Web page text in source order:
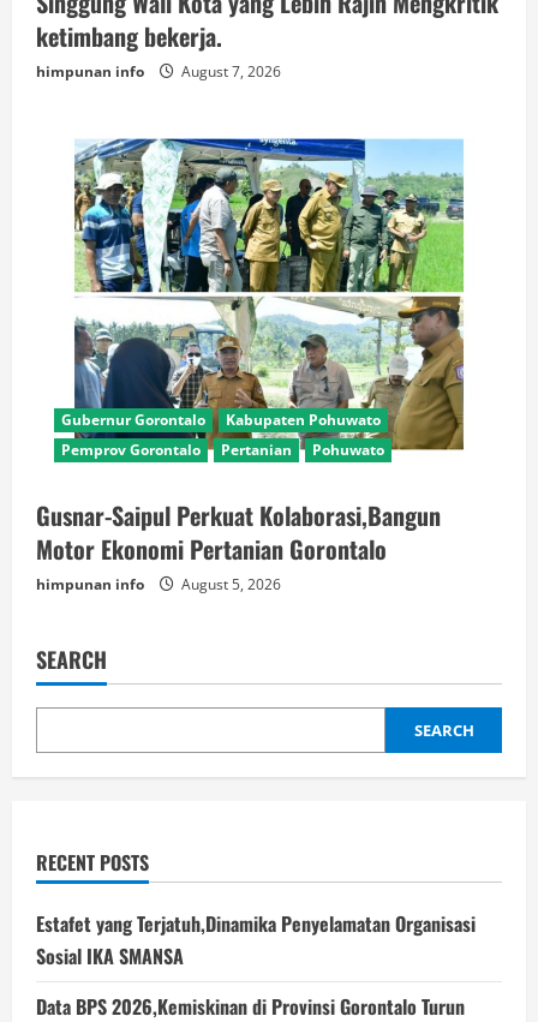
ketimbang bekerja.
himpunan info August 7, 2026
Gubernur Gorontalo
Kabupaten Pohuwato
Pemprov Gorontalo
Pertanian Pohuwato
Gusnar-Saipul Perkuat Kolaborasi,Bangun
Motor Ekonomi Pertanian Gorontalo
himpunan info August 5, 2026
SEARCH
SEARCH
RECENT POSTS
Estafet yang Terjatuh,Dinamika Penyelamatan Organisasi
Sosial IKA SMANSA
Data BPS 2026,Kemiskinan di Provinsi Gorontalo Turun